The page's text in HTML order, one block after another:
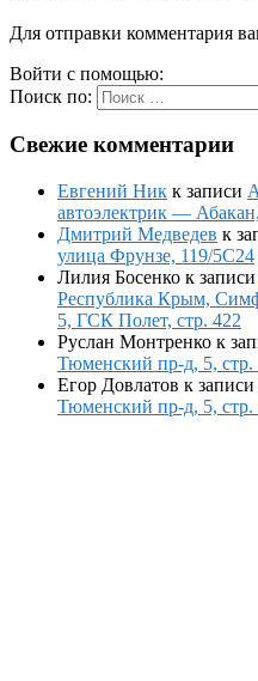
Для отправки комментария
Войти с помощью:
Поиск по:
Свежие комментарии
Евгений Ник к записи
автоэлектрик —
Дмитрий Медведев к
улица Фрунзе, 119/5С24
Лилия Босенко к записи
Республика Крым,
5, ГСК Полет, стр. 422
Руслан Монтренко к
Тюменский пр-д, 5, стр.
Егор Довлатов к записи
Тюменский пр-д, 5, стр.